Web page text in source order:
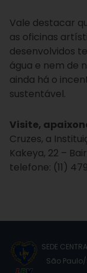
Vale destacar
as oficinas
desenvolvidos
água e nem de
ainda há o
sustentável.
Visite,
Cruzes, a
Kakeya, 22 –
telefone: (11)
SEDE
São Paulo/